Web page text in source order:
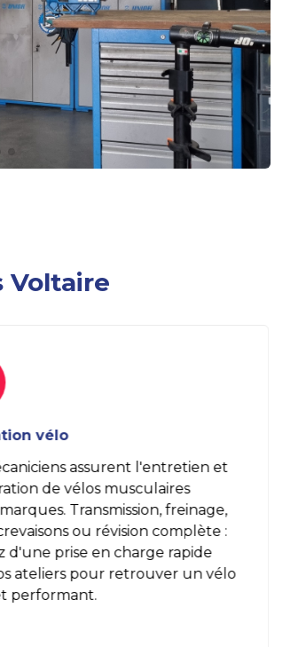
Voltaire
vélo
assurent l'entretien et
de vélos musculaires
Transmission, freinage,
ou révision complète :
d'une prise en charge rapide
ateliers pour retrouver un vélo
performant.